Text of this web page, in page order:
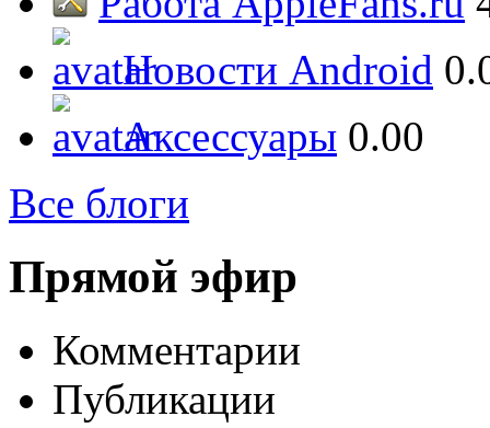
Новости Android
Аксессуары 0.00
Все блоги
Прямой эфир
Комментарии
Публикации